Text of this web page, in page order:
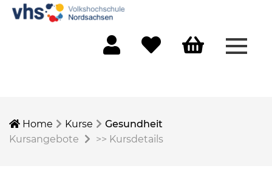
Home Kurse
Gesundheit
Kursangebote
>> Kursdetails